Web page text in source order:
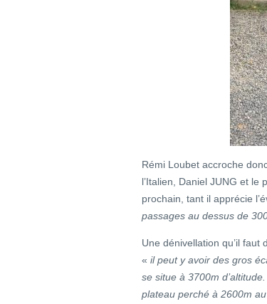
Rémi Loubet accroche
l’Italien, Daniel JUNG et le
prochain, tant il apprécie
passages au dessus de
Une dénivellation qu’il faut
« il peut y avoir des gros
se situe à 3700m
plateau perché à 2600m